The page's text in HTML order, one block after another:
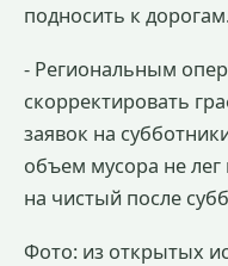
подносить к дорогам.
- Региональным
скорректировать
заявок на
объем мусора не
на чистый после
Фото: из открытых